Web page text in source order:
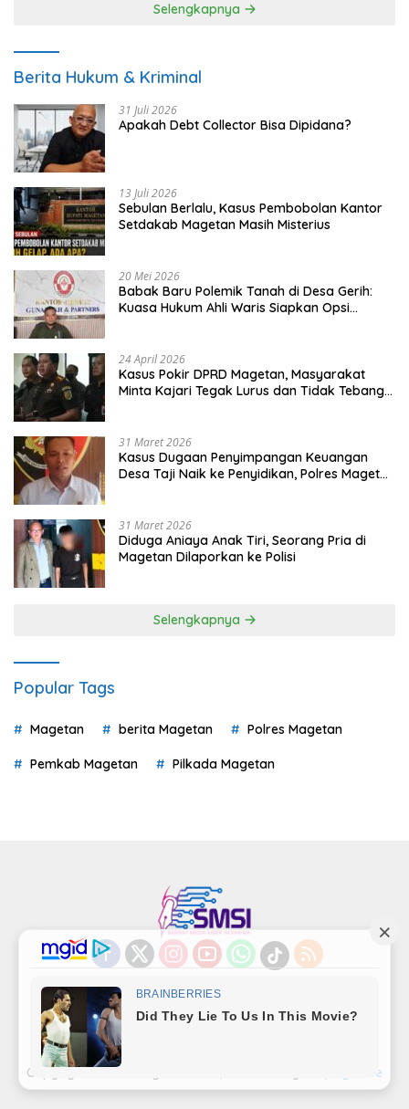
Selengkapnya
Berita Hukum & Kriminal
31 Juli 2026
Apakah Debt Collector Bisa Dipidana?
13 Juli 2026
Sebulan Berlalu, Kasus Pembobolan Kantor
Setdakab Magetan Masih Misterius
20 Mei 2026
Babak Baru Polemik Tanah di Desa Gerih:
Kuasa Hukum Ahli Waris Siapkan Opsi
24 April 2026
Kasus Pokir DPRD Magetan, Masyarakat
Minta Kajari Tegak Lurus dan Tidak Tebang
31 Maret 2026
Kasus Dugaan Penyimpangan Keuangan
Desa Taji Naik ke Penyidikan, Polres Magetan
31 Maret 2026
Diduga Aniaya Anak Tiri, Seorang Pria di
Magetan Dilaporkan ke Polisi
Selengkapnya
Popular Tags
Magetan berita Magetan Polres Magetan
Pemkab Magetan Pilkada Magetan
Indeks Kode Etik Privacy Policy
Redaksi
Disclaimer
Pedoman Media Siber
Kode Perilaku Perusahaan Pers
Copyright©LensaMagetan.com | Powered By
seopage.one